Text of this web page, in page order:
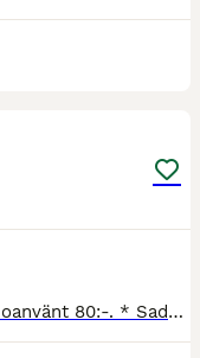
*Enbart Halstäcke capriole lila 100gr oanvänt 80:-. * Sadel 17’ throwgood (hööks), sparsamt använd. Skön att rida i, passar häst med kort & bred rygg. Mer info kommer. 2500:- *Loksele med renovering